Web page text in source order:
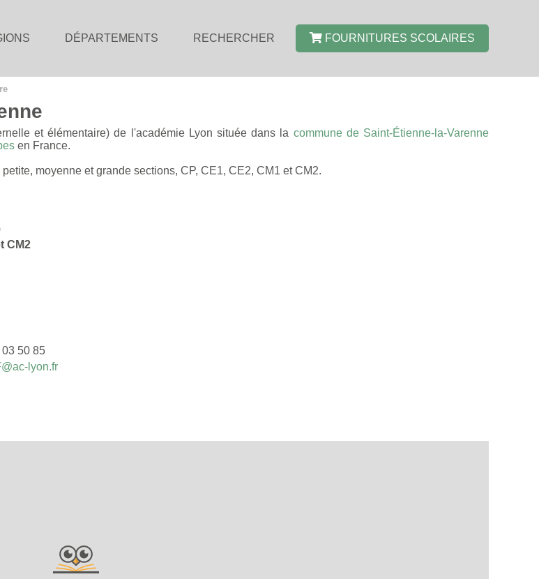
DÉPARTEMENTS RECHERCHER FOURNITURES SCOLAIRES
et élémentaire) de l'académie Lyon située dans la commune de Saint-Étienne-la-Varenne
en France.
moyenne et grande sections, CP, CE1, CE2, CM1 et CM2.
CM2
50 85
lyon.fr